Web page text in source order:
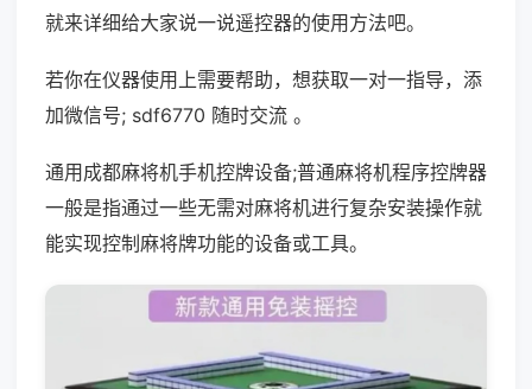
就来详细给大家说一说遥控器的使用方法吧。
若你在仪器使用上需要帮助，想获取一对一指导，添
加微信号; sdf6770 随时交流 。
通用成都麻将机手机控牌设备;普通麻将机程序控牌器
一般是指通过一些无需对麻将机进行复杂安装操作就
能实现控制麻将牌功能的设备或工具。